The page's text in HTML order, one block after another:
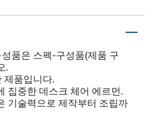
품은 스펙-구성품(제품 구
.
제품입니다.
집중한 데스크 체어 에르먼.
기술력으로 제작부터 조립까